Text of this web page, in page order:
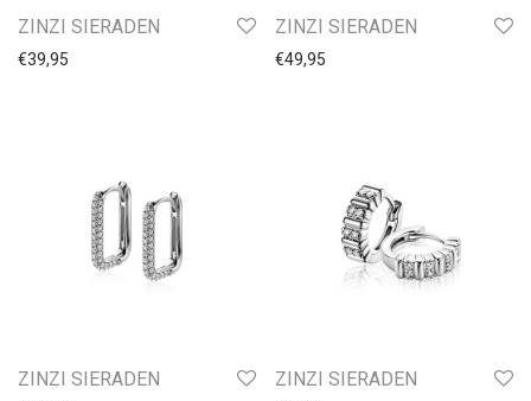
ZINZI SIERADEN
€39,95
ZINZI SIERADEN
€49,95
ZINZI SIERADEN ZINZI SIERADEN